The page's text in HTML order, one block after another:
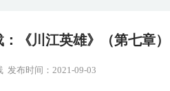
《川江英雄》（第七章）
发布时间：2021-09-03